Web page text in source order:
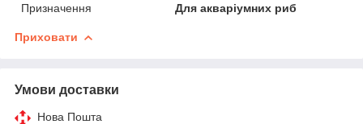
Призначення
Для акваріумних риб
Приховати
Умови доставки
Нова Пошта